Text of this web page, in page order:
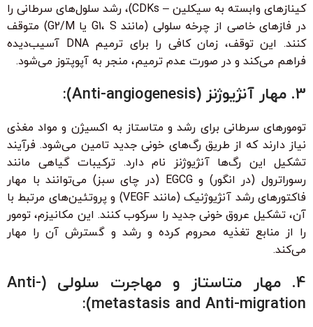
کینازهای وابسته به سیکلین – CDKs)، رشد سلول‌های سرطانی را
در فازهای خاصی از چرخه سلولی (مانند G1، S یا G2/M) متوقف
کنند. این توقف، زمان کافی را برای ترمیم DNA آسیب‌دیده
فراهم می‌کند و در صورت عدم ترمیم، منجر به آپوپتوز می‌شود.
3. مهار آنژیوژنز (Anti-angiogenesis):
تومورهای سرطانی برای رشد و متاستاز به اکسیژن و مواد مغذی
نیاز دارند که از طریق رگ‌های خونی جدید تامین می‌شود. فرآیند
تشکیل این رگ‌ها آنژیوژنز نام دارد. ترکیبات گیاهی مانند
رسوراترول (در انگور) و EGCG (در چای سبز) می‌توانند با مهار
فاکتورهای رشد آنژیوژنیک (مانند VEGF) و پروتئین‌های مرتبط با
آن، تشکیل عروق خونی جدید را سرکوب کنند. این مکانیزم، تومور
را از منابع تغذیه محروم کرده و رشد و گسترش آن را مهار
می‌کند.
4. مهار متاستاز و مهاجرت سلولی (Anti-
metastasis and Anti-migration):